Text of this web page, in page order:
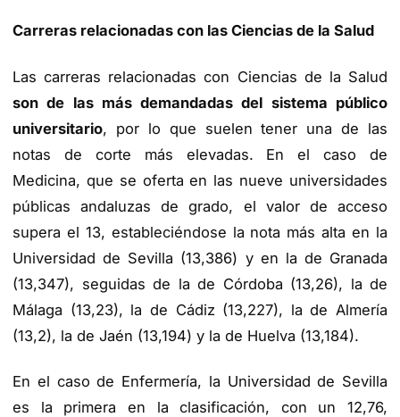
Carreras relacionadas con las Ciencias de la Salud
Las carreras relacionadas con Ciencias de la Salud
son de las más demandadas del sistema público
universitario, por lo que suelen tener una de las
notas de corte más elevadas. En el caso de
Medicina, que se oferta en las nueve universidades
públicas andaluzas de grado, el valor de acceso
supera el 13, estableciéndose la nota más alta en la
Universidad de Sevilla (13,386) y en la de Granada
(13,347), seguidas de la de Córdoba (13,26), la de
Málaga (13,23), la de Cádiz (13,227), la de Almería
(13,2), la de Jaén (13,194) y la de Huelva (13,184).
En el caso de Enfermería, la Universidad de Sevilla
es la primera en la clasificación, con un 12,76,